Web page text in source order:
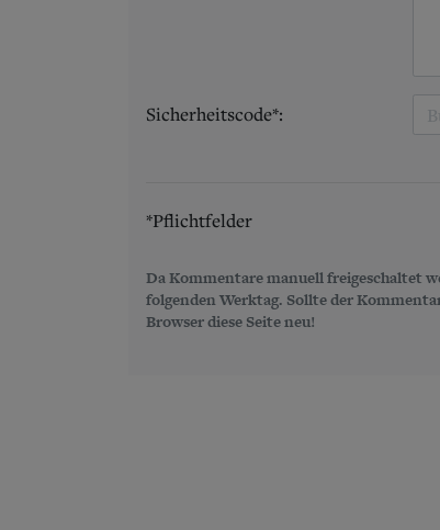
Sicherheitscode*:
*Pflichtfelder
Da Kommentare manuell freigeschaltet
folgenden Werktag. Sollte der
Browser diese Seite neu!